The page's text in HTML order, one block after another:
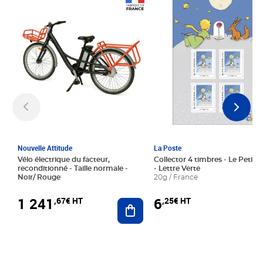
Nouvelle Attitude
Vélo électrique du facteur,
reconditionné - Taille normale -
Noir/ Rouge
1 241 ,67€ HT Ajouter au panier
La Poste
Collector 4 timbres - Le Petit
- Lettre Verte
20g / France
6,25€ HT
Prix 6,25€ HT